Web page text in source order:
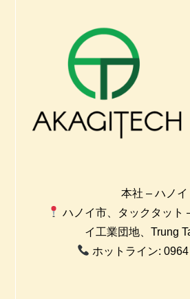
本社 – ハノイ
ハノイ市、タックタット
イ工業団地、Trung
ホットライン: